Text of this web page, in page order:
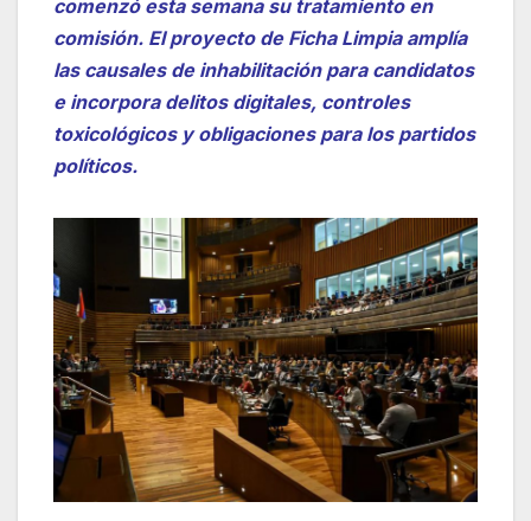
comenzó esta semana su tratamiento en
comisión. El proyecto de Ficha Limpia amplía
las causales de inhabilitación para candidatos
e incorpora delitos digitales, controles
toxicológicos y obligaciones para los partidos
políticos.